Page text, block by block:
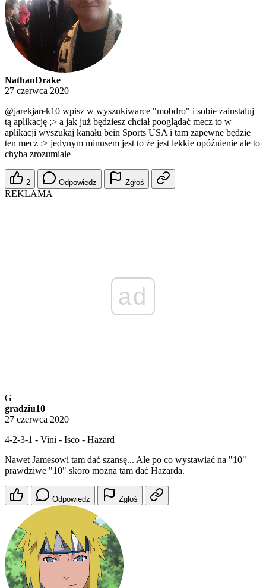
NathanDrake
27 czerwca 2020
@jarekjarek10 wpisz w wyszukiwarce "mobdro" i sobie zainstaluj
tą aplikację ;> a jak już będziesz chciał pooglądać mecz to w
aplikacji wyszukaj kanału bein Sports USA i tam zapewne będzie
ten mecz :> jedynym minusem jest to że jest lekkie opóźnienie ale to
chyba zrozumiałe
2 Odpowiedz Zgłoś
REKLAMA
ad
G
gradziu10
27 czerwca 2020
4-2-3-1 - Vini - Isco - Hazard
Nawet Jamesowi tam dać szansę... Ale po co wystawiać na "10"
prawdziwe "10" skoro można tam dać Hazarda.
Odpowiedz Zgłoś